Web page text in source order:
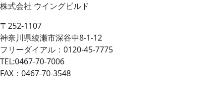
株式会社 ウイングビルド
〒252-1107
神奈川県綾瀬市深谷中8-1-12
フリーダイアル：0120-45-7775
TEL:0467-70-7006
FAX：0467-70-3548